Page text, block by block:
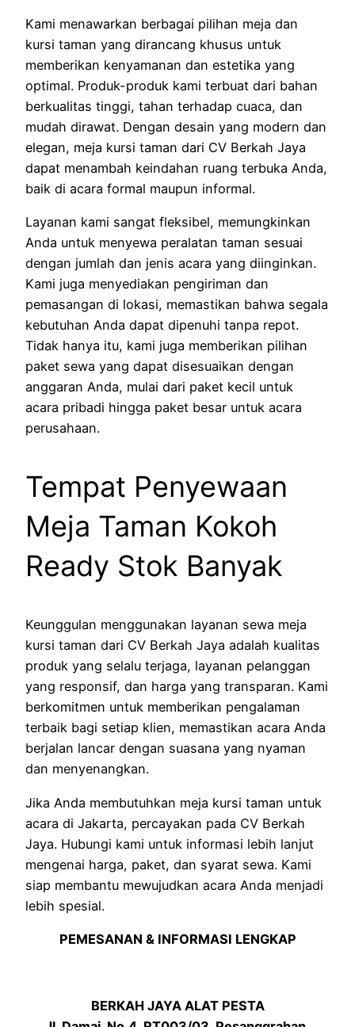
Kami menawarkan berbagai pilihan meja dan
kursi taman yang dirancang khusus untuk
memberikan kenyamanan dan estetika yang
optimal. Produk-produk kami terbuat dari bahan
berkualitas tinggi, tahan terhadap cuaca, dan
mudah dirawat. Dengan desain yang modern dan
elegan, meja kursi taman dari CV Berkah Jaya
dapat menambah keindahan ruang terbuka Anda,
baik di acara formal maupun informal.
Layanan kami sangat fleksibel, memungkinkan
Anda untuk menyewa peralatan taman sesuai
dengan jumlah dan jenis acara yang diinginkan.
Kami juga menyediakan pengiriman dan
pemasangan di lokasi, memastikan bahwa segala
kebutuhan Anda dapat dipenuhi tanpa repot.
Tidak hanya itu, kami juga memberikan pilihan
paket sewa yang dapat disesuaikan dengan
anggaran Anda, mulai dari paket kecil untuk
acara pribadi hingga paket besar untuk acara
perusahaan.
Tempat Penyewaan
Meja Taman Kokoh
Ready Stok Banyak
Keunggulan menggunakan layanan sewa meja
kursi taman dari CV Berkah Jaya adalah kualitas
produk yang selalu terjaga, layanan pelanggan
yang responsif, dan harga yang transparan. Kami
berkomitmen untuk memberikan pengalaman
terbaik bagi setiap klien, memastikan acara Anda
berjalan lancar dengan suasana yang nyaman
dan menyenangkan.
Jika Anda membutuhkan meja kursi taman untuk
acara di Jakarta, percayakan pada CV Berkah
Jaya. Hubungi kami untuk informasi lebih lanjut
mengenai harga, paket, dan syarat sewa. Kami
siap membantu mewujudkan acara Anda menjadi
lebih spesial.
PEMESANAN & INFORMASI LENGKAP
BERKAH JAYA ALAT PESTA